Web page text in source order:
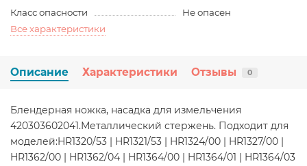
Класс опасности
Не опасен
Все характеристики
Описание Характеристики Отзывы 0
Блендерная ножка, насадка для измельчения
420303602041.Металлический стержень. Подходит для
моделей:HR1320/53 | HR1321/53 | HR1324/00 | HR1327/00 |
HR1362/00 | HR1362/04 | HR1364/00 | HR1364/01 | HR1364/03